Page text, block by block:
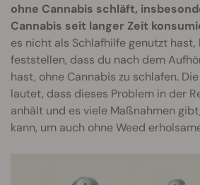
ohne Cannabis schläft,
Cannabis seit langer Zeit
es nicht als Schlafhilfe genutzt hast,
feststellen, dass du nach dem
hast, ohne Cannabis zu schlafen.
lautet, dass dieses Problem in der
anhält und es viele Maßnahmen
kann, um auch ohne Weed